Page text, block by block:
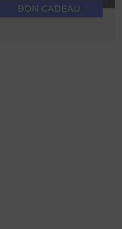
BON CADEAU